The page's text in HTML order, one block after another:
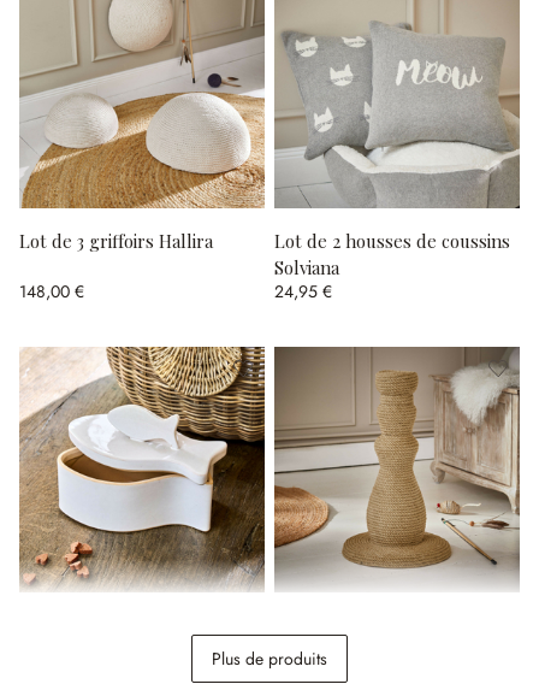
Lot de 3 griffoirs Hallira
148,00 €
Lot de 2 housses de coussins
Solviana
24,95 €
148,00 €
Plus de produits